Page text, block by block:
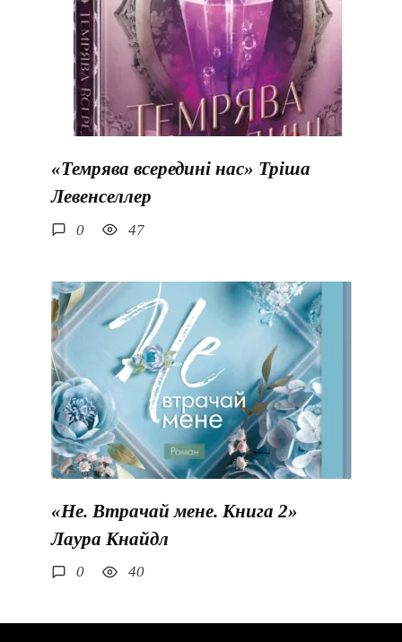
«Темрява всередині нас» Тріша
Левенселлер
0 47
«Не. Втрачай мене. Книга 2»
Лаура Кнайдл
0 40